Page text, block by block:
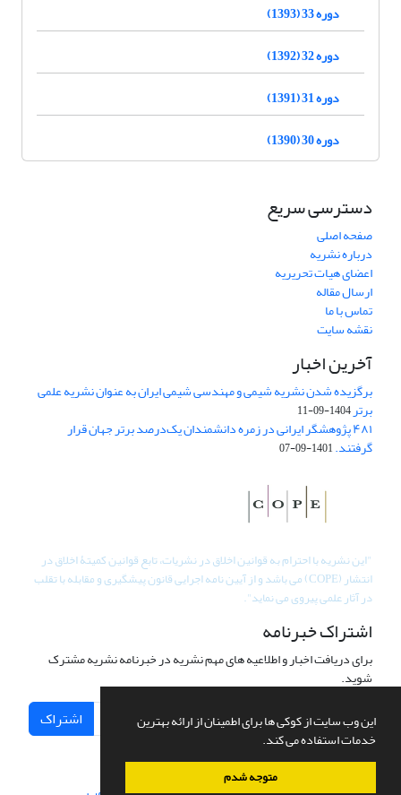
این وب سایت از کوکی ها برای اطمینان از ارائه بهترین
خدمات استفاده می کند.
متوجه شدم
دوره 33 (1393)
دوره 32 (1392)
دوره 31 (1391)
دوره 30 (1390)
دسترسی سریع
صفحه اصلی
درباره نشریه
اعضای هیات تحریریه
ارسال مقاله
تماس با ما
نقشه سایت
آخرین اخبار
برگزیده شدن نشریه شیمی و مهندسی شیمی ایران به عنوان نشریه علمی
برتر1404-09-11
۴۸۱ پژوهشگر ایرانی در زمره دانشمندان یک‌درصد برتر جهان قرار
گرفتند.1401-09-07
"این نشریه با احترام به قوانین اخلاق در نشریات، تابع قوانین کمیتۀ اخلاق در
انتشار (COPE) می باشد و از آیین نامه اجرایی قانون پیشگیری و مقابله با تقلب
در آثار علمی پیروی می نماید".
اشتراک خبرنامه
برای دریافت اخبار و اطلاعیه های مهم نشریه در خبرنامه نشریه مشترک
شوید.
اشتراک